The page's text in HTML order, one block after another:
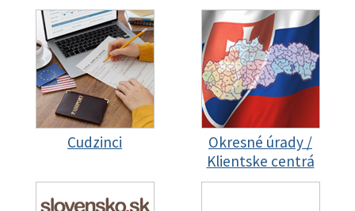
Cudzinci
Okresné úrady /
Klientske centrá